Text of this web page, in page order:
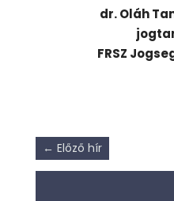
dr. Oláh
FRSZ
← Előző hír